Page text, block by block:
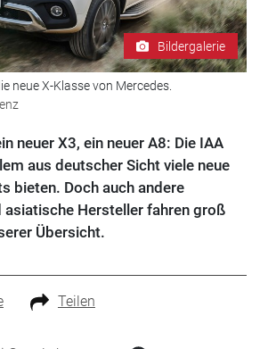
Bildergalerie
neue X-Klasse von Mercedes.
neuer X3, ein neuer A8: Die IAA
aus deutscher Sicht viele neue
bieten. Doch auch andere
asiatische Hersteller fahren groß
Übersicht.
Teilen